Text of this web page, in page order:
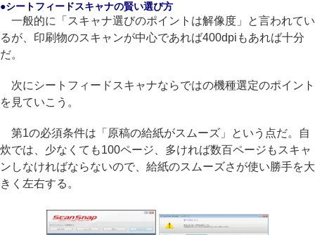
●シートフィードスキャナの賢い選び方
一般的に「スキャナ選びのポイントは解像度」と言われてい
るが、印刷物のスキャンが中心であれば400dpiもあれば十分
だ。
次にシートフィードスキャナならではの機種選定のポイント
を見ていこう。
第1の必須条件は「原稿の給紙がスムーズ」という点だ。自
炊では、少なくても100ページ、多ければ数百ページもスキャ
ンしなければならないので、給紙のスムーズさが使い勝手を大
きく左右する。